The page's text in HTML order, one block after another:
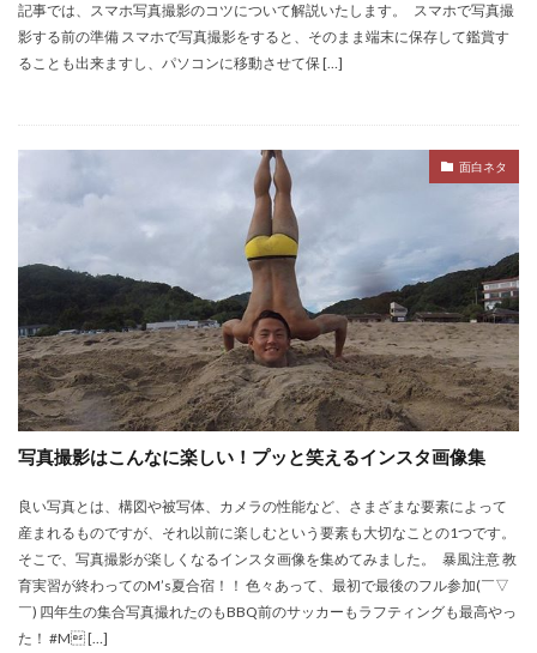
記事では、スマホ写真撮影のコツについて解説いたします。 スマホで写真撮
影する前の準備 スマホで写真撮影をすると、そのまま端末に保存して鑑賞す
ることも出来ますし、パソコンに移動させて保 […]
面白ネタ
写真撮影はこんなに楽しい！プッと笑えるインスタ画像集
良い写真とは、構図や被写体、カメラの性能など、さまざまな要素によって
産まれるものですが、それ以前に楽しむという要素も大切なことの1つです。
そこで、写真撮影が楽しくなるインスタ画像を集めてみました。 暴風注意 教
育実習が終わってのM’s夏合宿！！ 色々あって、最初で最後のフル参加(￣▽
￣) 四年生の集合写真撮れたのもBBQ前のサッカーもラフティングも最高やっ
た！ #M […]